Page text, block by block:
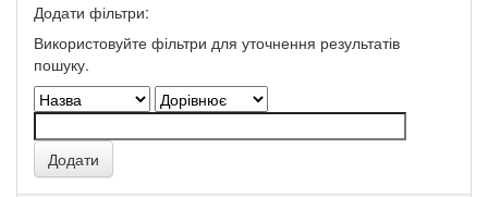
Додати фільтри:
Використовуйте фільтри для уточнення результатів
пошуку.